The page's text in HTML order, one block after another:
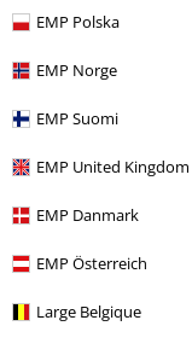
EMP Polska
EMP Norge
EMP Suomi
EMP United Kingdom
EMP Danmark
EMP Österreich
Large Belgique
%
Kč 1.691,00
Šaty Adelaide
Poizen
Krátké šaty